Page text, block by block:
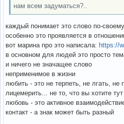
нам всем задуматься?..
каждый понимает это слово по-своему
особенно это проявляется в
вот марина про это написала: https://
в основном для людей это просто
и ничего не значащее слово
неприменимое в жизни
любить - это не терпеть, не лгать, не
лицемерить... не то, что вы хотите
любовь - это активное
контакт - а знак может быть разный